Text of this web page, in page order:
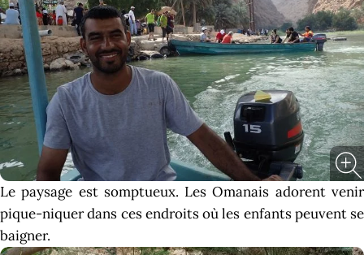
Le paysage est somptueux. Les Omanais adorent venir
pique-niquer dans ces endroits où les enfants peuvent se
baigner.